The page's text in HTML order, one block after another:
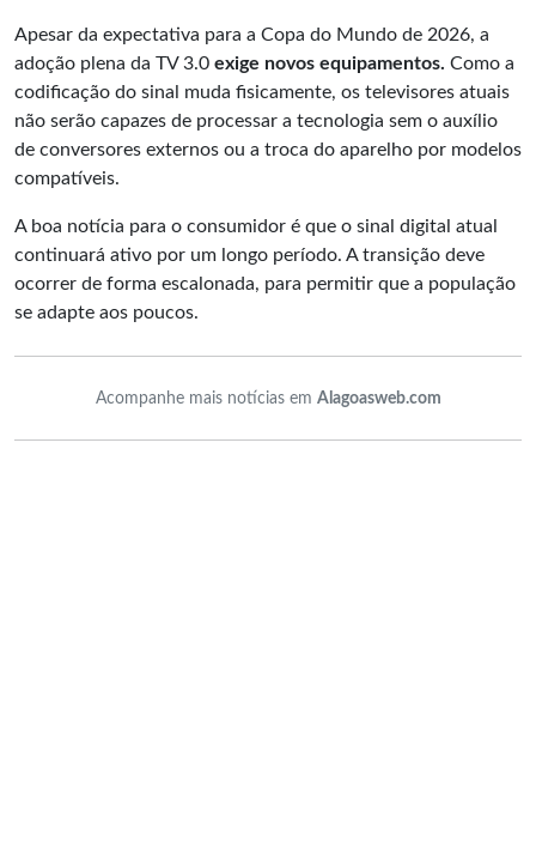
Apesar da expectativa para a Copa do Mundo de 2026, a
adoção plena da TV 3.0 exige novos equipamentos. Como a
codificação do sinal muda fisicamente, os televisores atuais
não serão capazes de processar a tecnologia sem o auxílio
de conversores externos ou a troca do aparelho por modelos
compatíveis.
A boa notícia para o consumidor é que o sinal digital atual
continuará ativo por um longo período. A transição deve
ocorrer de forma escalonada, para permitir que a população
se adapte aos poucos.
Acompanhe mais notícias em Alagoasweb.com